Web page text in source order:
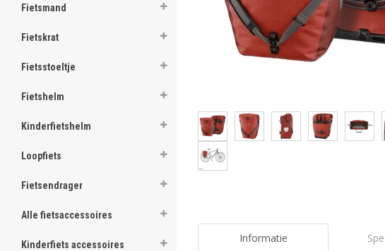
Fietsmand
Fietskrat
Fietsstoeltje
Fietshelm
Kinderfietshelm
Loopfiets
Fietsendrager
Alle fietsaccessoires
Kinderfiets accessoires
Informatie